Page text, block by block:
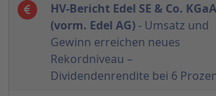
HV-Bericht Edel SE & Co. KGaA
(vorm. Edel AG) - Umsatz und
Gewinn erreichen neues
Rekordniveau –
Dividendenrendite bei 6